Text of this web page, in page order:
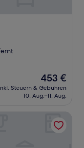
Der
Preis
beträgt
453 €
Steuern & Gebühren
10. Aug.–11. Aug.